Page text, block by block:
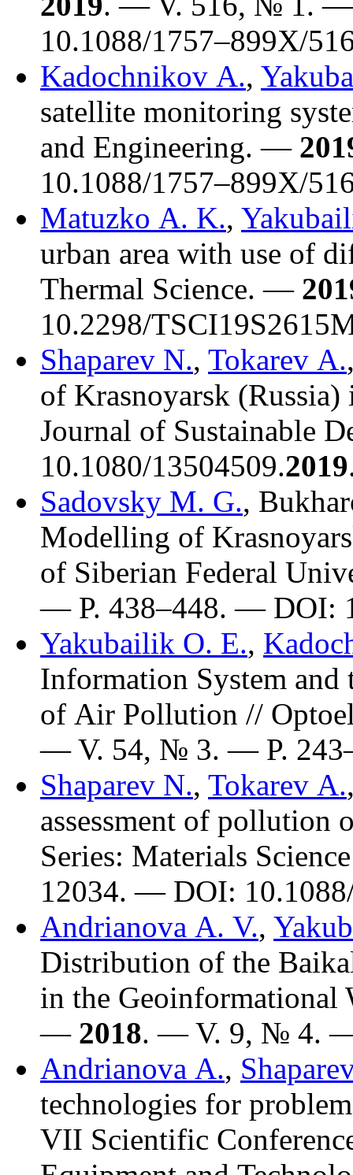
10.1088/1757–899X/
Kadochnikov A.,
satellite monitoring
and Engineering. —
10.1088/1757–899X/
Matuzko A. K.,
urban area with use of
Thermal Science. —
10.2298/
Shaparev N., Tokarev A.
of Krasnoyarsk
Journal of Sustainable
10.1080/13504509.2019
Sadovsky M. G.,
Modelling of
of Siberian Federal
— P. 438–448. — DOI:
Yakubailik O. E.,
Information System and
of Air Pollution //
— V. 54, № 3. — P. 2
Shaparev N., Tokarev A.
assessment of pollution
Series: Materials
12034. — DOI:
Andrianova A. V.,
Distribution of the
in the Geoinformational
— 2018. — V. 9, № 4.
Andrianova A.,
technologies for
VII Scientific